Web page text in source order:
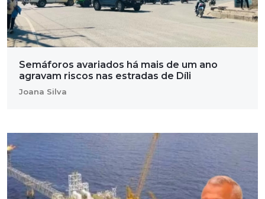
Semáforos avariados há mais de um ano
agravam riscos nas estradas de Díli
Joana Silva